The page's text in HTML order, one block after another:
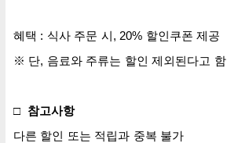
혜택 : 식사 주문 시, 20% 할인쿠폰 제공
※ 단, 음료와 주류는 할인 제외된다고 함
□ 참고사항
다른 할인 또는 적립과 중복 불가